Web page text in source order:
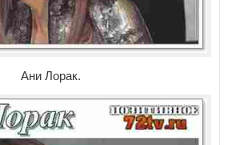
Ани Лорак.